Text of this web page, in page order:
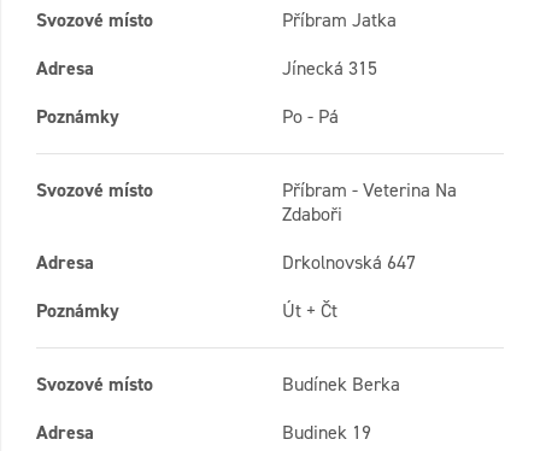
Svozové místo
Příbram Jatka
Adresa
Jínecká 315
Poznámky
Po - Pá
Svozové místo
Příbram - Veterina Na
Zdaboři
Adresa
Drkolnovská 647
Poznámky
Út + Čt
Svozové místo
Budínek Berka
Adresa
Budinek 19